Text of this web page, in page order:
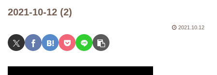
2021-10-12 (2)
2021.10.12